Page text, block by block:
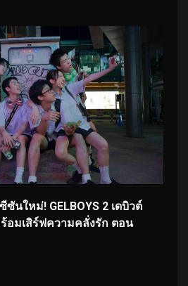
ซันใหม่! GELBOYS 2 เดบิวต์
อมเสิร์ฟความคลั่งรัก ตอน